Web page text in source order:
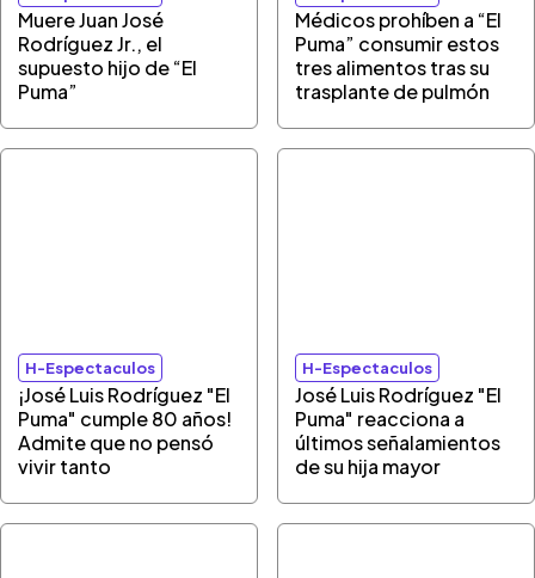
Muere Juan José
Rodríguez Jr., el
supuesto hijo de “El
Puma”
Médicos prohíben a “El
Puma” consumir estos
tres alimentos tras su
trasplante de pulmón
H-Espectaculos
¡José Luis Rodríguez "El
Puma" cumple 80 años!
Admite que no pensó
vivir tanto
H-Espectaculos
José Luis Rodríguez "El
Puma" reacciona a
últimos señalamientos
de su hija mayor